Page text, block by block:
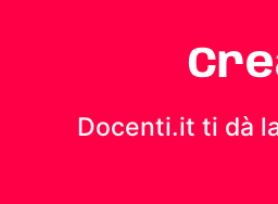
Docenti.it ti dà